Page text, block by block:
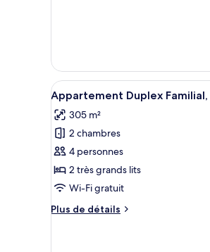
chambre
Suite
Supérieure
Afficher
toutes
les
photos
pour
ce
type
chambre :
2
Appartement Duplex
305 m²
2 chambres
4 personnes
2 très grands lits
Wi-Fi gratuit
Plus de détails
Plus